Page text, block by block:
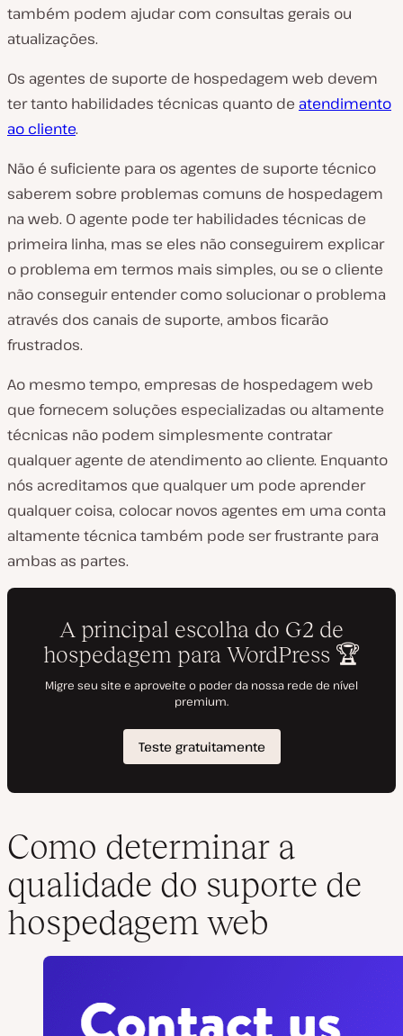
também podem ajudar com consultas gerais ou
atualizações.
Os agentes de suporte de hospedagem web devem
ter tanto habilidades técnicas quanto de atendimento
ao cliente.
Não é suficiente para os agentes de suporte técnico
saberem sobre problemas comuns de hospedagem
na web. O agente pode ter habilidades técnicas de
primeira linha, mas se eles não conseguirem explicar
o problema em termos mais simples, ou se o cliente
não conseguir entender como solucionar o problema
através dos canais de suporte, ambos ficarão
frustrados.
Ao mesmo tempo, empresas de hospedagem web
que fornecem soluções especializadas ou altamente
técnicas não podem simplesmente contratar
qualquer agente de atendimento ao cliente. Enquanto
nós acreditamos que qualquer um pode aprender
qualquer coisa, colocar novos agentes em uma conta
altamente técnica também pode ser frustrante para
ambas as partes.
Como determinar a
qualidade do suporte de
hospedagem web